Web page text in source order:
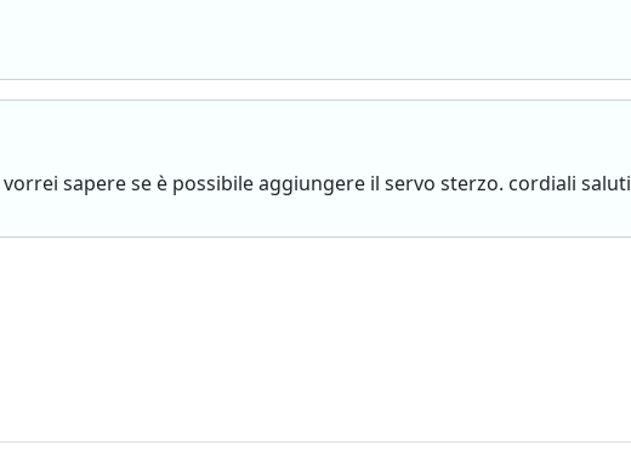
sapere se è possibile aggiungere il servo sterzo. cordiali saluti